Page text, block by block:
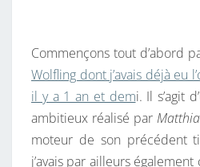
A
L
B
U
M
Commençons tout d’abord
Wolfling dont j’avais déjà eu
il y a 1 an et demi. Il s’agit
ambitieux réalisé par
moteur de son précédent
j’avais par ailleurs